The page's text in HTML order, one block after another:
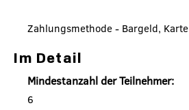
Zahlungsmethode - Bargeld, Karte
Im Detail
Mindestanzahl der Teilnehmer:
6